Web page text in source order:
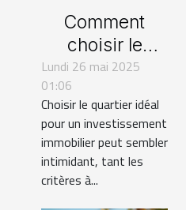
Comment
choisir le
meilleur
quartier pour
votre prochain
investissement
immobilier
Lundi 26 mai 2025
01:06
Choisir le quartier idéal
pour un investissement
immobilier peut sembler
intimidant, tant les
critères à...